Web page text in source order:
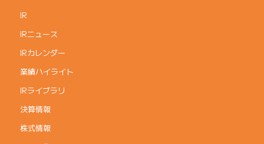
IR
IRニュース
IRカレンダー
業績ハイライト
IRライブラリ
決算情報
株式情報